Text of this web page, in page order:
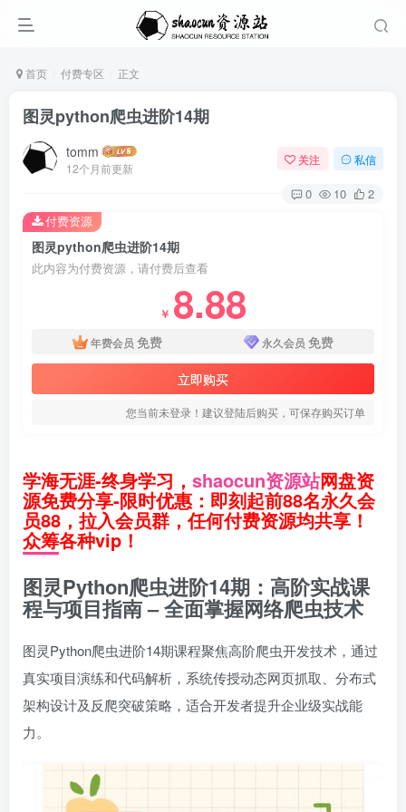
首页 付费专区 正文
图灵python爬虫进阶14期
tomm
12个月前更新
关注 私信
0 10 2
图灵python爬虫进阶14期
此内容为付费资源，请付费后查看
￥ 8.88
年费会员 免费 永久会员 免费
立即购买
您当前未登录！建议登陆后购买，可保存购买订单
付费资源
学海无涯-终身学习， shaocun资源站网盘资
源免费分享-限时优惠：即刻起前88名永久会
员88，拉入会员群，任何付费资源均共享！
众筹各种vip！
图灵Python爬虫进阶14期：高阶实战课
程与项目指南 – 全面掌握网络爬虫技术
图灵Python爬虫进阶14期课程聚焦高阶爬虫开发技术，通过
真实项目演练和代码解析，系统传授动态网页抓取、分布式
架构设计及反爬突破策略，适合开发者提升企业级实战能
力。